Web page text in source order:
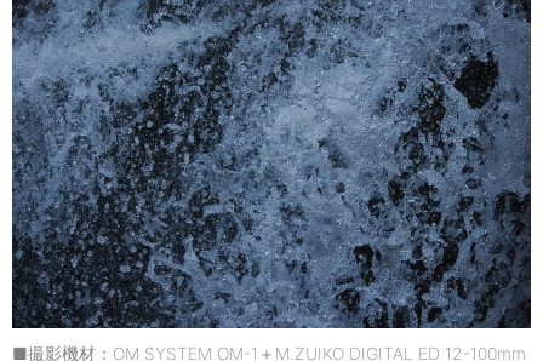
■撮影機材：OM SYSTEM OM-1＋M.ZUIKO DIGITAL ED 12-100mm